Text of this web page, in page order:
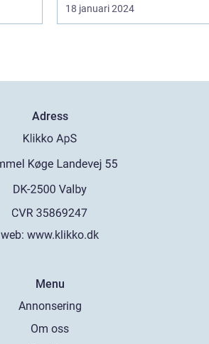
18 januari 2024
Adress
web: www.klikko.dk
Menu
Annonsering
Om oss